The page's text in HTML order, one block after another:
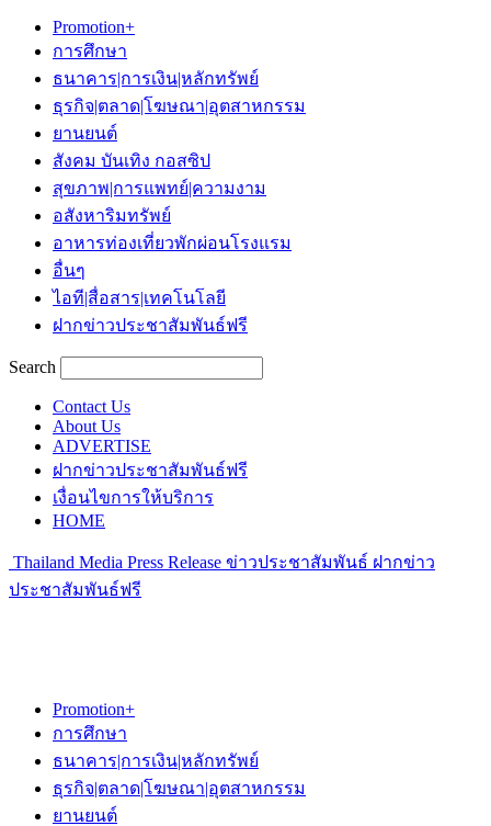
Promotion+
การศึกษา
ธนาคาร|การเงิน|หลักทรัพย์
ธุรกิจ|ตลาด|โฆษณา|อุตสาหกรรม
ยานยนต์
สังคม บันเทิง กอสซิป
สุขภาพ|การแพทย์|ความงาม
อสังหาริมทรัพย์
อาหารท่องเที่ยวพักผ่อนโรงแรม
อื่นๆ
ไอที|สื่อสาร|เทคโนโลยี
ฝากข่าวประชาสัมพันธ์ฟรี
Search
Contact Us
About Us
ADVERTISE
ฝากข่าวประชาสัมพันธ์ฟรี
เงื่อนไขการให้บริการ
HOME
Thailand Media Press Release ข่าวประชาสัมพันธ์ ฝากข่าว
ประชาสัมพันธ์ฟรี
Promotion+
การศึกษา
ธนาคาร|การเงิน|หลักทรัพย์
ธุรกิจ|ตลาด|โฆษณา|อุตสาหกรรม
ยานยนต์